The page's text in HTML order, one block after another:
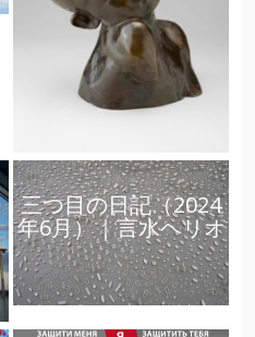
三つ目の日記（2024
年6月）｜言水ヘリオ